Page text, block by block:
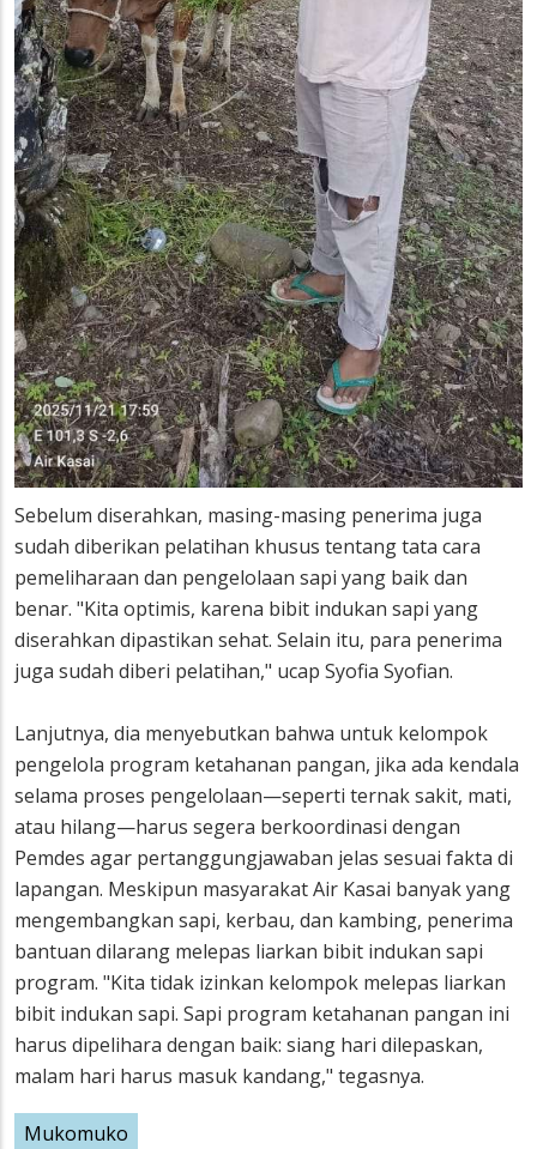
Sebelum diserahkan, masing-masing penerima juga
sudah diberikan pelatihan khusus tentang tata cara
pemeliharaan dan pengelolaan sapi yang baik dan
benar. "Kita optimis, karena bibit indukan sapi yang
diserahkan dipastikan sehat. Selain itu, para penerima
juga sudah diberi pelatihan," ucap Syofia Syofian.
Lanjutnya, dia menyebutkan bahwa untuk kelompok
pengelola program ketahanan pangan, jika ada kendala
selama proses pengelolaan—seperti ternak sakit, mati,
atau hilang—harus segera berkoordinasi dengan
Pemdes agar pertanggungjawaban jelas sesuai fakta di
lapangan. Meskipun masyarakat Air Kasai banyak yang
mengembangkan sapi, kerbau, dan kambing, penerima
bantuan dilarang melepas liarkan bibit indukan sapi
program. "Kita tidak izinkan kelompok melepas liarkan
bibit indukan sapi. Sapi program ketahanan pangan ini
harus dipelihara dengan baik: siang hari dilepaskan,
malam hari harus masuk kandang," tegasnya.
Mukomuko